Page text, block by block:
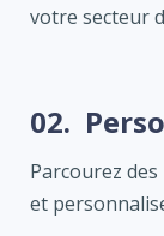
votre secteur
02.
Parcourez
et